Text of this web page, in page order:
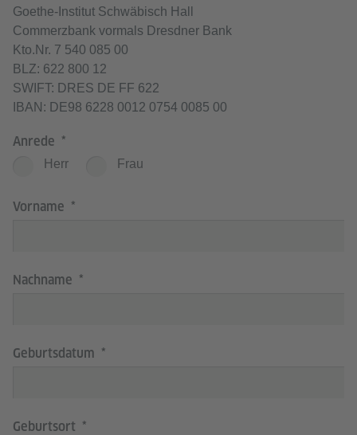
Goethe-Institut Schwäbisch Hall
Commerzbank vormals Dresdner Bank
Kto.Nr. 7 540 085 00
BLZ: 622 800 12
SWIFT: DRES DE FF 622
IBAN: DE98 6228 0012 0754 0085 00
Anrede
Herr Frau
Vorname
Nachname
Geburtsdatum
Geburtsort